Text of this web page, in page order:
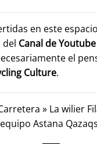
en este
del Canal de Youtube
el
Culture.
» La wilier
Astana